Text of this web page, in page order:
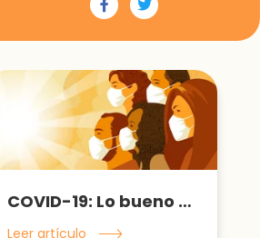
COVID-19: Lo bueno dentro de lo malo
Leer artículo